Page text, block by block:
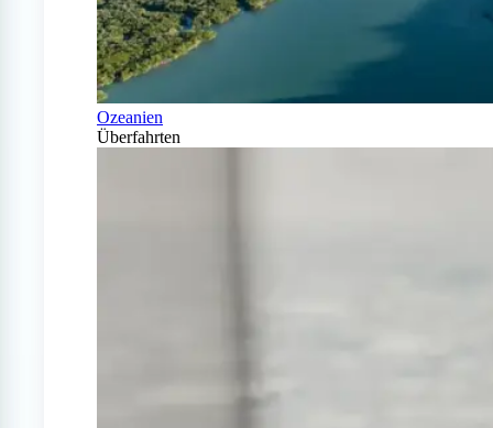
Ozeanien
Überfahrten